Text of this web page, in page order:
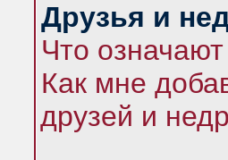
Друзья и
Что
Как мне
друзей и